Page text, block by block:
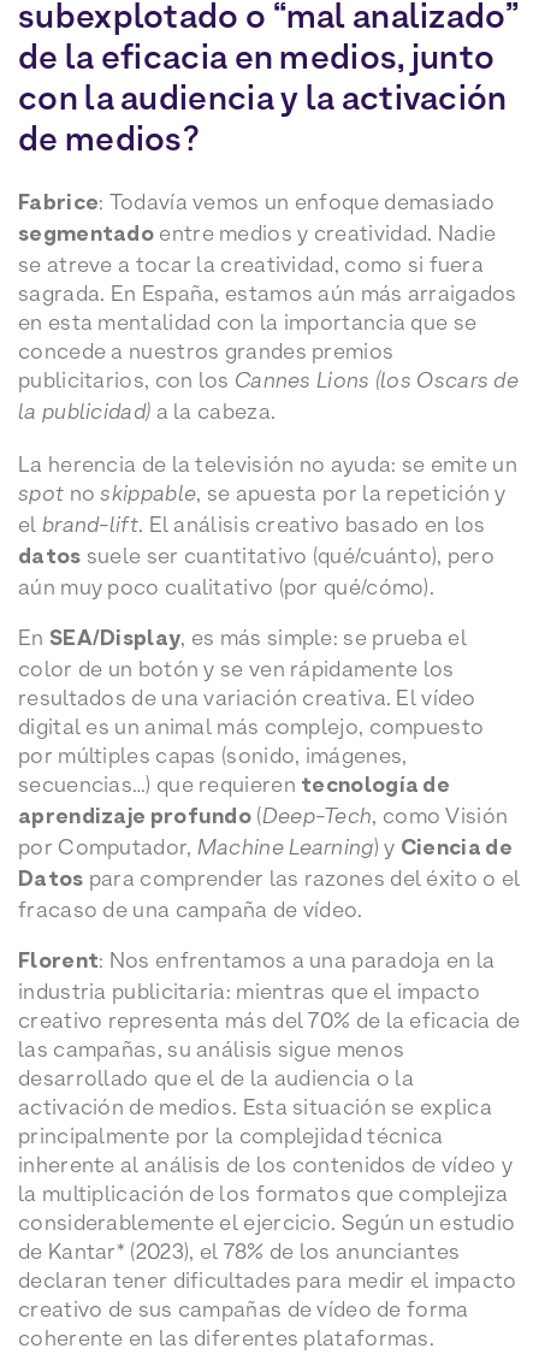
subexplotado o “mal analizado”
de la eficacia en medios, junto
con la audiencia y la activación
de medios?
Fabrice: Todavía vemos un enfoque demasiado
segmentado entre medios y creatividad. Nadie
se atreve a tocar la creatividad, como si fuera
sagrada. En España, estamos aún más arraigados
en esta mentalidad con la importancia que se
concede a nuestros grandes premios
publicitarios, con los Cannes Lions (los Oscars de
la publicidad) a la cabeza.
La herencia de la televisión no ayuda: se emite un
spot noskippable, se apuesta por la repetición y
el brand-lift. El análisis creativo basado en los
datos suele ser cuantitativo (qué/cuánto), pero
aún muy poco cualitativo (por qué/cómo).
En SEA/Display, es más simple: se prueba el
color de un botón y se ven rápidamente los
resultados de una variación creativa. El vídeo
digital es un animal más complejo, compuesto
por múltiples capas (sonido, imágenes,
secuencias…) que requieren tecnología de
aprendizaje profundo (Deep-Tech, como Visión
por Computador, Machine Learning) y Ciencia de
Datos para comprender las razones del éxito o el
fracaso de una campaña de vídeo.
Florent: Nos enfrentamos a una paradoja en la
industria publicitaria: mientras que el impacto
creativo representa más del 70% de la eficacia de
las campañas, su análisis sigue menos
desarrollado que el de la audiencia o la
activación de medios. Esta situación se explica
principalmente por la complejidad técnica
inherente al análisis de los contenidos de vídeo y
la multiplicación de los formatos que complejiza
considerablemente el ejercicio. Según un estudio
de Kantar* (2023), el 78% de los anunciantes
declaran tener dificultades para medir el impacto
creativo de sus campañas de vídeo de forma
coherente en las diferentes plataformas.